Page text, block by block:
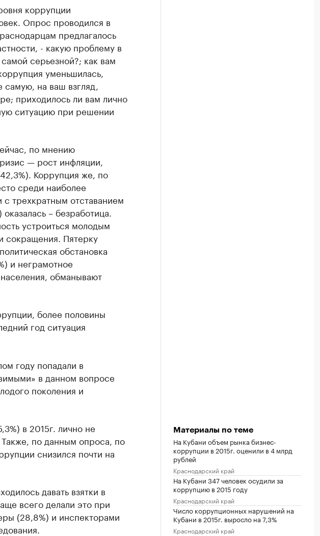
коррупции
Опрос проводился в
предлагалось
- какую проблему в
серьезной?; как вам
уменьшилась,
самую, на ваш взгляд,
приходилось ли вам лично
ситуацию при решении
по мнению
— рост инфляции,
Коррупция же, по
среди наиболее
трехкратным отставанием
– безработица.
устроиться молодым
сокращения. Пятерку
обстановка
и неграмотное
обманывают
более половины
год ситуация
году попадали в
в данном вопросе
поколения и
в 2015г. лично не
по данным опроса, по
снизился почти на
давать взятки в
всего делали это при
(28,8%) и инспекторами
Материалы по теме
На Кубани объем рынка бизнес-
коррупции в 2015г. оценили в 4 млрд
рублей
Краснодарский край
На Кубани 347 человек осудили за
коррупцию в 2015 году
Краснодарский край
Число коррупционных нарушений на
Кубани в 2015г. выросло на 7,3%
Краснодарский край